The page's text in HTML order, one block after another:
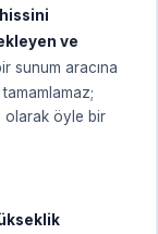
ve
sunum aracına
olarak öyle bir